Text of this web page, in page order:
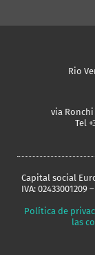
Rio
via
Tel
Capital social
IVA: 02433001209
Política de
las